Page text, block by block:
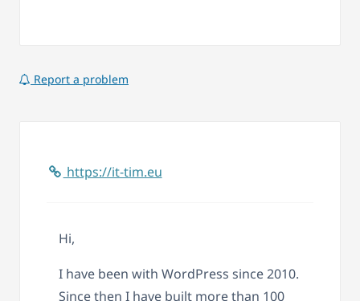
Report a problem
https://it-tim.eu
Hi,
I have been with WordPress since 2010.
Since then I have built more than 100